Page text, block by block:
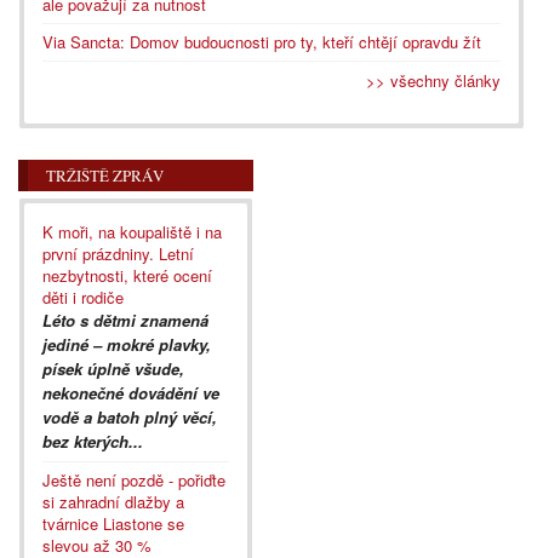
Via Sancta: Domov budoucnosti pro ty, kteří chtějí opravdu žít
>> všechny články
TRŽIŠTĚ ZPRÁV
K moři, na koupaliště i na
první prázdniny. Letní
nezbytnosti, které ocení
děti i rodiče
Léto s dětmi znamená
jediné – mokré plavky,
písek úplně všude,
nekonečné dovádění ve
vodě a batoh plný věcí,
bez kterých...
Ještě není pozdě - pořiďte
si zahradní dlažby a
tvárnice Liastone se
slevou až 30 %